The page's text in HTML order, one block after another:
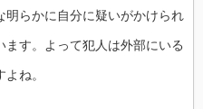
明らかに自分に疑いがかけられ
す。よって犯人は外部にいる
ね。